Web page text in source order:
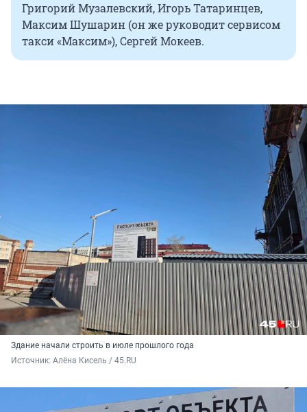
Григорий Музалевский, Игорь Татаринцев,
Максим Шушарин (он же руководит сервисом
такси «Максим»), Сергей Мокеев.
Здание начали строить в июле прошлого года
Источник: Алёна Кисель / 45.RU